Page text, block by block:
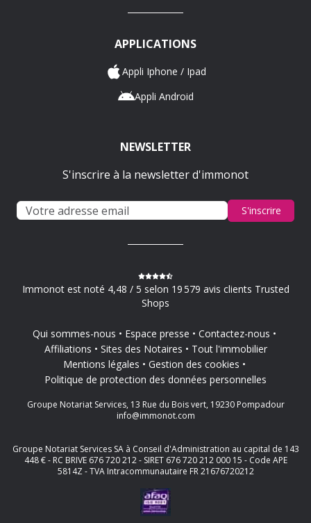
APPLICATIONS
Appli Iphone / Ipad
Appli Android
NEWSLETTER
S'inscrire à la newsletter d'immonot
S'inscrire
Immonot est noté 4,48 / 5 selon 19 579 avis clients Trusted
Shops
Qui sommes-nous Espace presse
Contactez-nous
Affiliations
Sites des Notaires
Tout l'immobilier
Mentions légales
Gestion des cookies
Politique de protection des données personnelles
Groupe Notariat Services, 13 Rue du Bois vert, 19230 Pompadour
info@immonot.com
Groupe Notariat Services SA à Conseil d'Administration au capital de 143
448 € - RC BRIVE 676 720 212 - SIRET 676 720 212 000 15 - Code APE
5814Z - TVA Intracommunautaire FR 21676720212